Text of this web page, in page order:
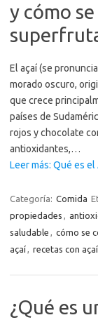
y cómo
El açaí (se
morado oscuro,
que crece
países de
rojos y chocolate
antioxidantes,…
Leer más: Qué es
Categoría: Comida
propiedades ,
saludable , cómo se
açaí, recetas con açaí
¿Qué es